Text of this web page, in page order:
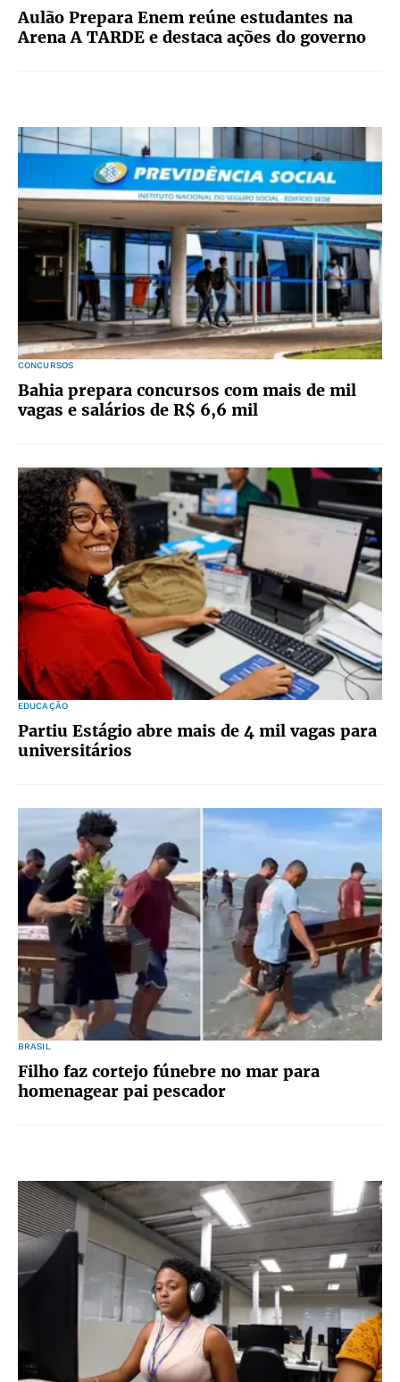
Aulão Prepara Enem reúne estudantes na
Arena A TARDE e destaca ações do governo
CONCURSOS
Bahia prepara concursos com mais de mil
vagas e salários de R$ 6,6 mil
EDUCAÇÃO
Partiu Estágio abre mais de 4 mil vagas para
universitários
BRASIL
Filho faz cortejo fúnebre no mar para
homenagear pai pescador